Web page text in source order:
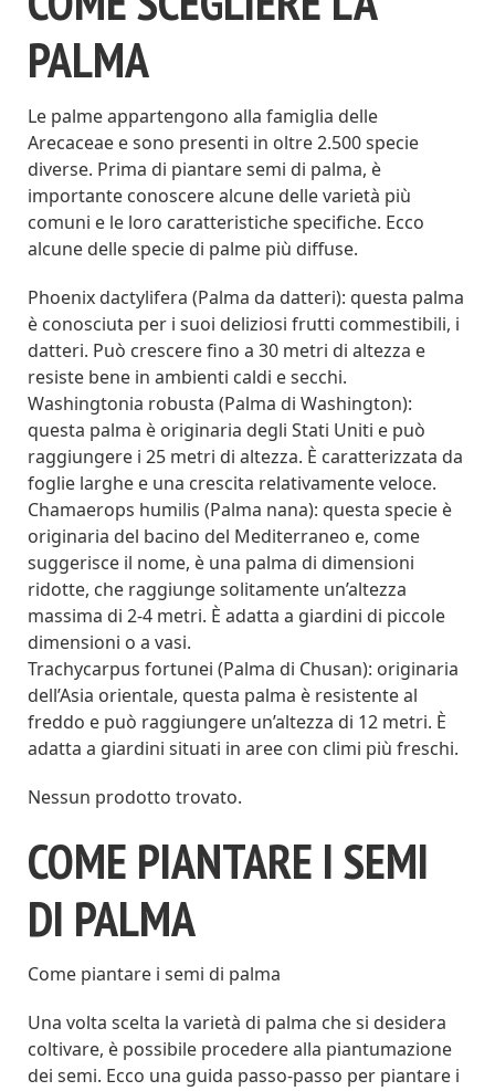
PALMA
Le palme appartengono alla famiglia delle
Arecaceae e sono presenti in oltre 2.500 specie
diverse. Prima di piantare semi di palma, è
importante conoscere alcune delle varietà più
comuni e le loro caratteristiche specifiche. Ecco
alcune delle specie di palme più diffuse.
Phoenix dactylifera (Palma da datteri): questa palma
è conosciuta per i suoi deliziosi frutti commestibili, i
datteri. Può crescere fino a 30 metri di altezza e
resiste bene in ambienti caldi e secchi.
Washingtonia robusta (Palma di Washington):
questa palma è originaria degli Stati Uniti e può
raggiungere i 25 metri di altezza. È caratterizzata da
foglie larghe e una crescita relativamente veloce.
Chamaerops humilis (Palma nana): questa specie è
originaria del bacino del Mediterraneo e, come
suggerisce il nome, è una palma di dimensioni
ridotte, che raggiunge solitamente un’altezza
massima di 2-4 metri. È adatta a giardini di piccole
dimensioni o a vasi.
Trachycarpus fortunei (Palma di Chusan): originaria
dell’Asia orientale, questa palma è resistente al
freddo e può raggiungere un’altezza di 12 metri. È
adatta a giardini situati in aree con climi più freschi.
Nessun prodotto trovato.
COME PIANTARE I SEMI
DI PALMA
Come piantare i semi di palma
Una volta scelta la varietà di palma che si desidera
coltivare, è possibile procedere alla piantumazione
dei semi. Ecco una guida passo-passo per piantare i